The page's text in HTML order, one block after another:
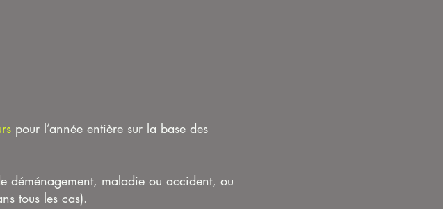
pour l’année entière sur la base des
déménagement, maladie ou accident, ou
tous les cas).